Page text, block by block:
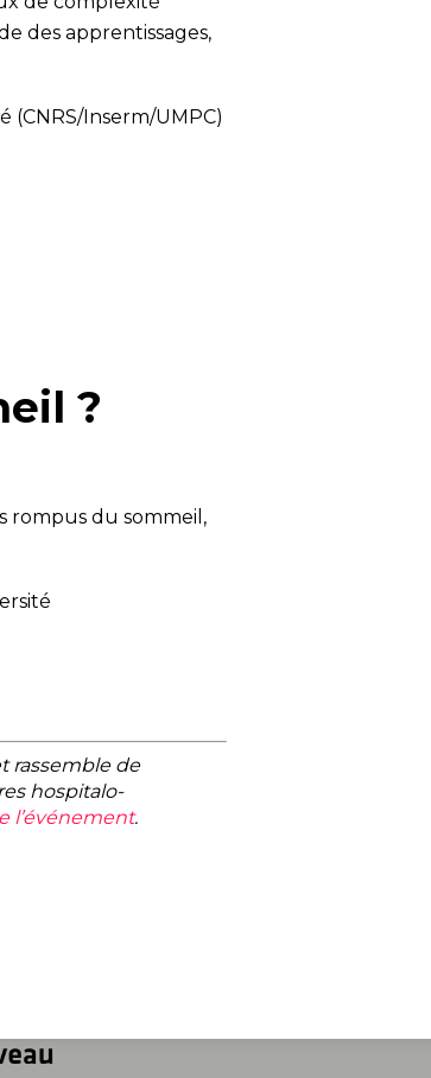
des apprentissages,
(CNRS/Inserm/UMPC)
?
rompus du sommeil,
rassemble de
hospitalo-
l’événement.